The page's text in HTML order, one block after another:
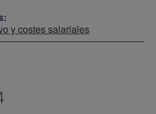
y costes salariales